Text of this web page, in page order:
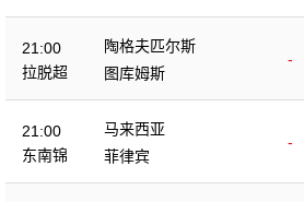
21:00
拉脱超
陶格夫匹尔斯
-
图库姆斯
21:00
东南锦
马来西亚
-
菲律宾